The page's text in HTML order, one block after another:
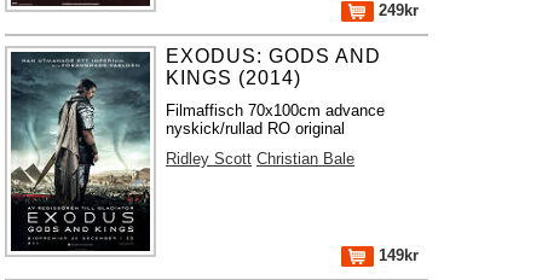
249kr
EXODUS: GODS AND
KINGS (2014)
Filmaffisch 70x100cm advance
nyskick/rullad RO original
Ridley Scott Christian Bale
149kr